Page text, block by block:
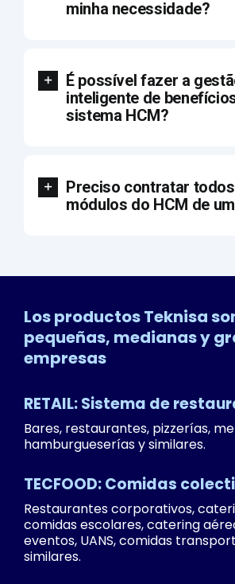
minha necessidade?
É possível fazer a
inteligente de
sistema HCM?
Preciso contratar
módulos do HCM de
Los productos Teknisa
pequeñas, medianas y
empresas
RETAIL: Sistema de
Bares, restaurantes, pizzerías,
hamburgueserías y similares.
TECFOOD: Comidas
Restaurantes corporativos,
comidas escolares, catering
eventos, UANS, comidas
similares.